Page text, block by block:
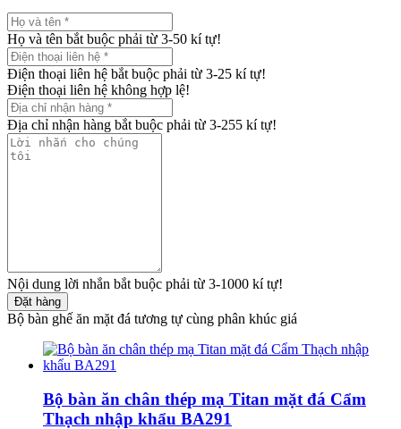
Họ và tên bắt buộc phải từ 3-50 kí tự!
Điện thoại liên hệ bắt buộc phải từ 3-25 kí tự!
Điện thoại liên hệ không hợp lệ!
Địa chỉ nhận hàng bắt buộc phải từ 3-255 kí tự!
Nội dung lời nhắn bắt buộc phải từ 3-1000 kí tự!
Đặt hàng
Bộ bàn ghế ăn mặt đá tương tự cùng phân khúc giá
Bộ bàn ăn chân thép mạ Titan mặt đá Cẩm
Thạch nhập khẩu BA291